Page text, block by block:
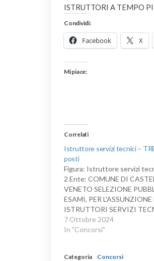
ISTRUTTORI A TEMPO
Condividi:
Facebook X
Mi piace:
Correlati
Istruttore servizi tecnici –
posti
Figura: Istruttore servizi
2 Ente: COMUNE DI
VENETO SELEZIONE
ESAMI, PER L'ASSUNZIONE
ISTRUTTORI SERVIZI
AREA DEGLI ISTRUTTORI
PIENO ED INDETERMINATO.
7 Ottobre 2024
In "Concorsi"
Categoria Concorsi